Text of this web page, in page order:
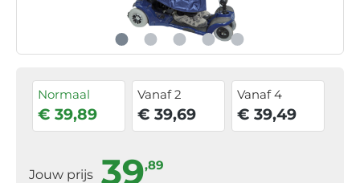
Normaal
€ 39,89
Vanaf 2
€ 39,69
Vanaf 4
€ 39,49
Jouw prijs 39,89